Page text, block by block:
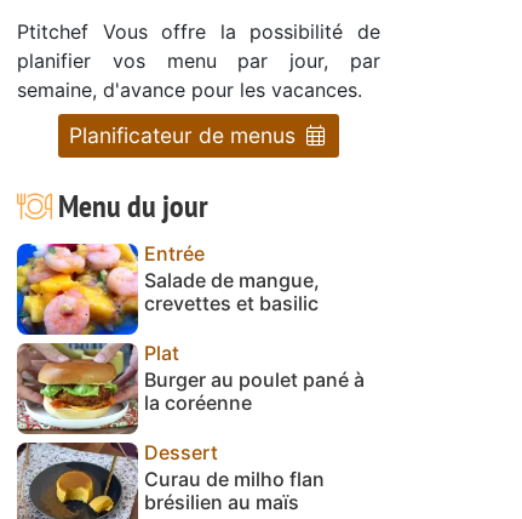
Ptitchef Vous offre la possibilité de
planifier vos menu par jour, par
semaine, d'avance pour les vacances.
Planificateur de menus
Menu du jour
Entrée
Salade de mangue,
crevettes et basilic
Plat
Burger au poulet pané à
la coréenne
Dessert
Curau de milho flan
brésilien au maïs